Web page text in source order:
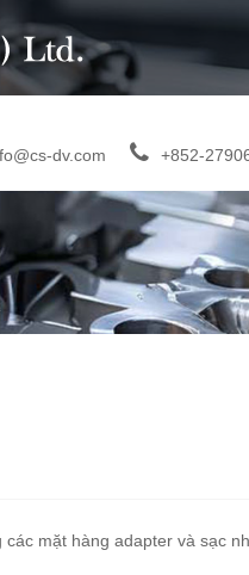
dv.com +852-
mặt hàng adapter và sạc